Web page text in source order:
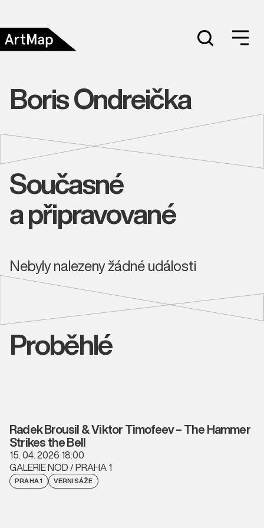
Boris Ondreička
Současné
a připravované
Nebyly nalezeny žádné události
Proběhlé
Radek Brousil & Viktor Timofeev – The Hammer
Strikes the Bell
15. 04. 2026 18:00
GALERIE NOD / PRAHA 1
PRAHA 1 VERNISÁŽE